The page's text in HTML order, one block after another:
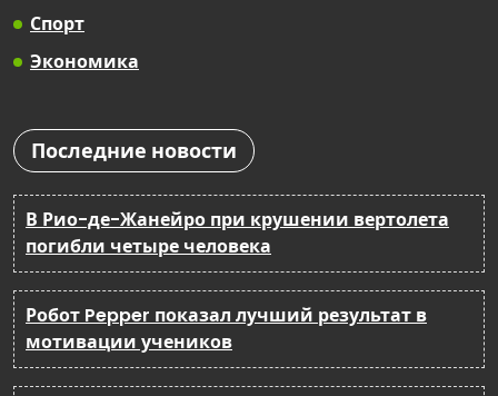
Спорт
Экономика
Последние новости
В Рио-де-Жанейро при крушении вертолета
погибли четыре человека
Робот Pepper показал лучший результат в
мотивации учеников